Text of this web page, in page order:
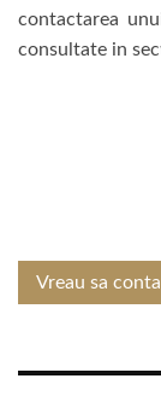
contactarea
consultate in
Vreau sa